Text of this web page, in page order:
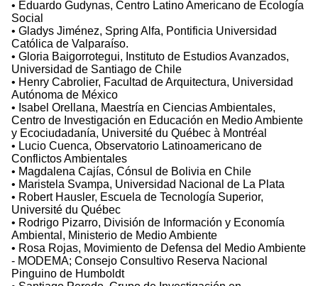
• Eduardo Gudynas, Centro Latino Americano de Ecología
Social
• Gladys Jiménez, Spring Alfa, Pontificia Universidad
Católica de Valparaíso.
• Gloria Baigorrotegui, Instituto de Estudios Avanzados,
Universidad de Santiago de Chile
• Henry Cabrolier, Facultad de Arquitectura, Universidad
Autónoma de México
• Isabel Orellana, Maestría en Ciencias Ambientales,
Centro de Investigación en Educación en Medio Ambiente
y Ecociudadanía, Université du Québec à Montréal
• Lucio Cuenca, Observatorio Latinoamericano de
Conflictos Ambientales
• Magdalena Cajías, Cónsul de Bolivia en Chile
• Maristela Svampa, Universidad Nacional de La Plata
• Robert Hausler, Escuela de Tecnología Superior,
Université du Québec
• Rodrigo Pizarro, División de Información y Economía
Ambiental, Ministerio de Medio Ambiente
• Rosa Rojas, Movimiento de Defensa del Medio Ambiente
- MODEMA; Consejo Consultivo Reserva Nacional
Pinguino de Humboldt